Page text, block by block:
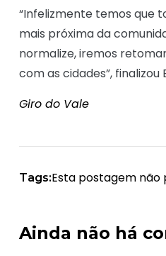
“Infelizmente temos que
mais próxima da
normalize, iremos
com as cidades”, finalizou
Giro do Vale
Tags:Esta postagem não
Ainda não há